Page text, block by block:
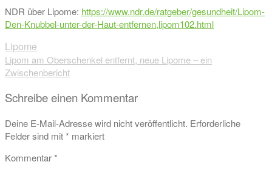
NDR über Lipome: https://www.ndr.de/ratgeber/gesundheit/Lipom-
Den-Knubbel-unter-der-Haut-entfernen,lipom102.html
Lipome
Beitragsnavigation
Lipom am Oberschenkel entfernt, neue Lipome – ein
Zwischenbericht
Schreibe einen Kommentar
Deine E-Mail-Adresse wird nicht veröffentlicht. Erforderliche
Felder sind mit* markiert
Kommentar*